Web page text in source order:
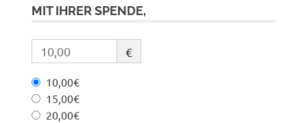
MIT IHRER SPENDE,
€
10,00€
15,00€
20,00€